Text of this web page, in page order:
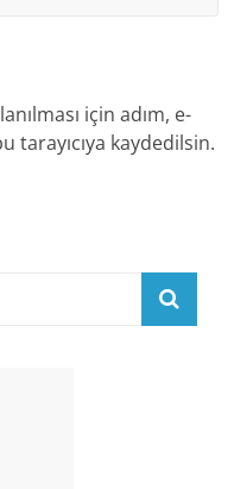
için adım, e-
tarayıcıya kaydedilsin.